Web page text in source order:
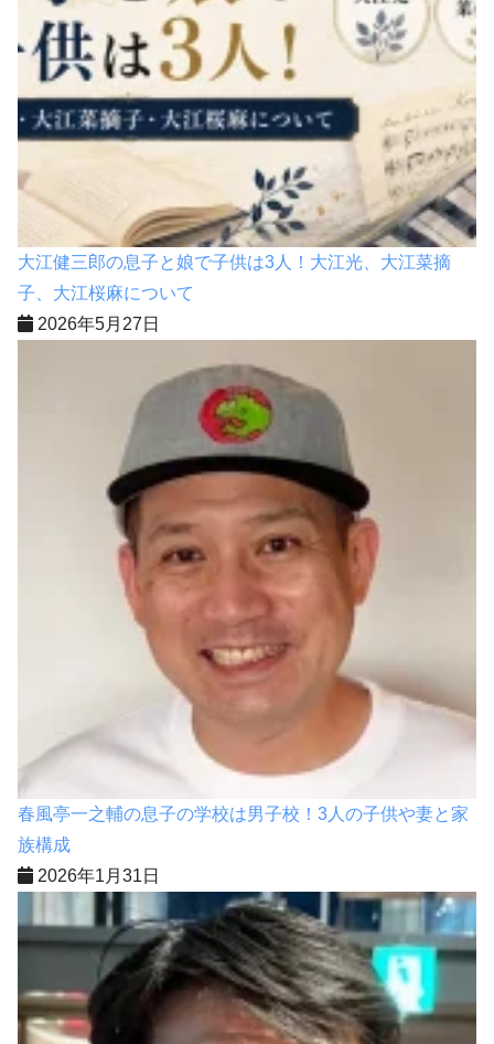
大江健三郎の息子と娘で子供は3人！大江光、大江菜摘
子、大江桜麻について
2026年5月27日
春風亭一之輔の息子の学校は男子校！3人の子供や妻と家
族構成
2026年1月31日